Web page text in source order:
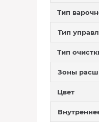
Тип
Тип
Тип
Зоны
Цвет